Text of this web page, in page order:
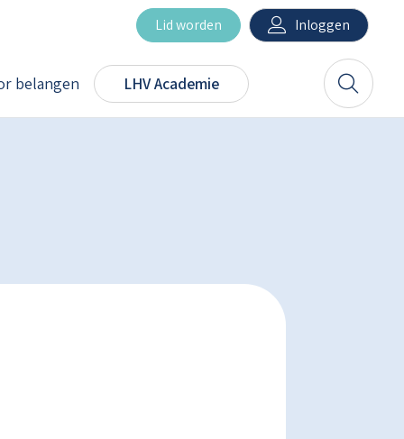
Lid worden Inloggen
belangen LHV Academie
Zoeken